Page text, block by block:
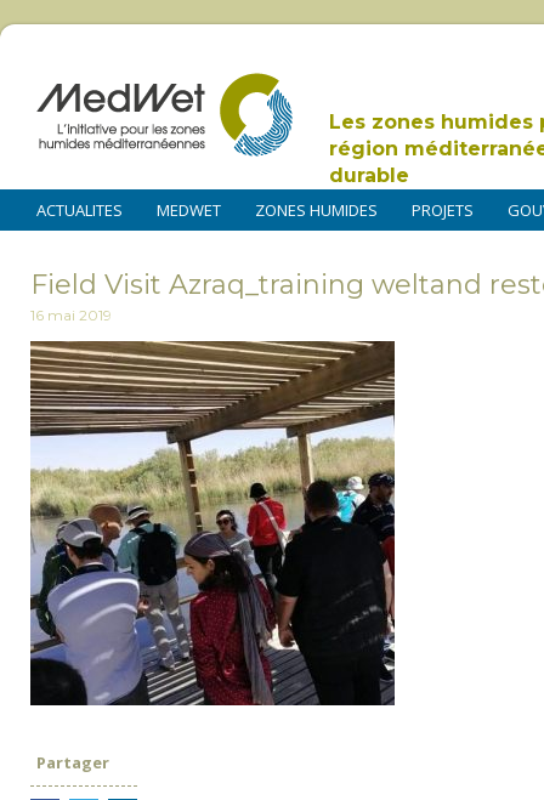
Les zones humides
région
durable
ACTUALITES MEDWET ZONES HUMIDES PROJETS
Field Visit Azraq_training weltand
16 mai 2019
Partager